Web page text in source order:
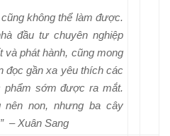
không thể làm được.
đầu tư chuyên nghiệp
và phát hành, cũng mong
đọc gần xa yêu thích các
phẩm sớm được ra mắt.
non, nhưng ba cây
– Xuân Sang